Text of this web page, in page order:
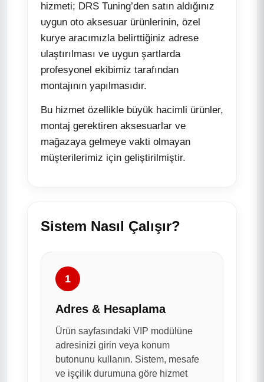
hizmeti; DRS Tuning’den satın aldığınız
uygun oto aksesuar ürünlerinin, özel
kurye aracımızla belirttiğiniz adrese
ulaştırılması ve uygun şartlarda
profesyonel ekibimiz tarafından
montajının yapılmasıdır.
Bu hizmet özellikle büyük hacimli ürünler,
montaj gerektiren aksesuarlar ve
mağazaya gelmeye vakti olmayan
müşterilerimiz için geliştirilmiştir.
Sistem Nasıl Çalışır?
1
Adres & Hesaplama
Ürün sayfasındaki VIP modülüne
adresinizi girin veya konum
butonunu kullanın. Sistem, mesafe
ve işçilik durumuna göre hizmet